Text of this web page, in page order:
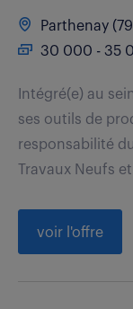
Parthenay
30 000 - 35
Intégré(e) au
ses outils de
responsabilité
Travaux Neufs
voir l'offre